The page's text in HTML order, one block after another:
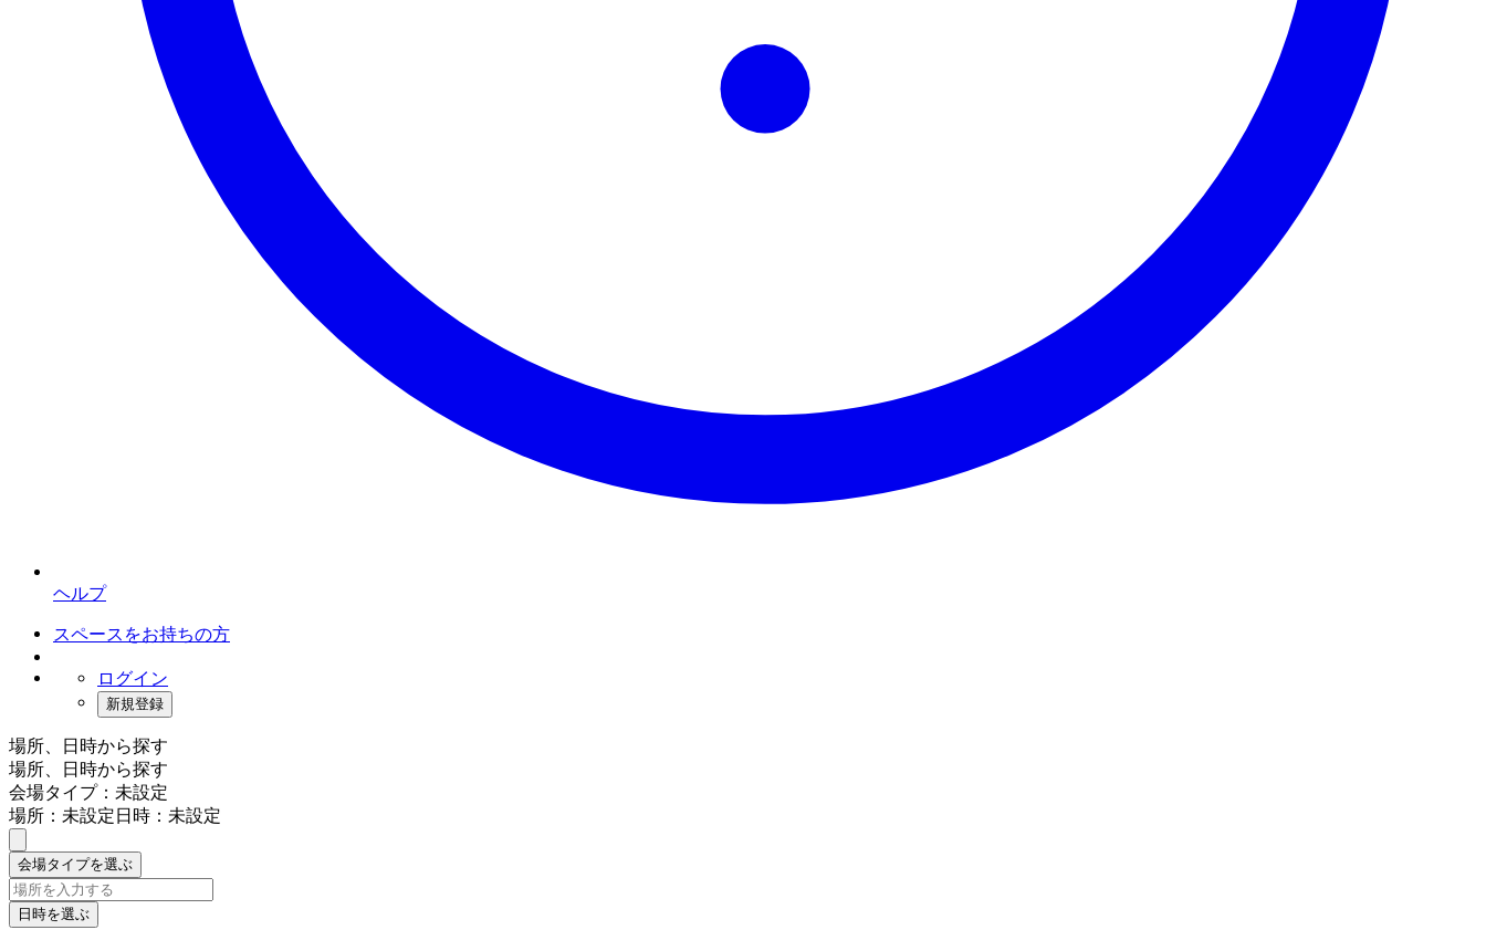
ヘルプ
スペースをお持ちの方
ログイン
新規登録
場所、日時から探す
場所、日時から探す
会場タイプ：未設定
場所：未設定日時：未設定
会場タイプを選ぶ
日時を選ぶ